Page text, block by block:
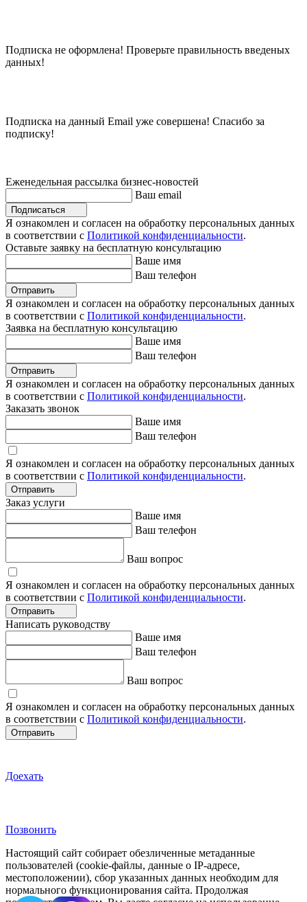
Подписка не оформлена! Проверьте правильность введеных
данных!
Подписка на данный Email уже совершена! Спасибо за
подписку!
Еженедельная рассылка бизнес-новостей
Ваш email
Подписаться
Я ознакомлен и согласен на обработку персональных данных
в соответствии с Политикой конфиденциальности.
Оставьте заявку на бесплатную консультацию
Ваше имя
Ваш телефон
Отправить
Я ознакомлен и согласен на обработку персональных данных
в соответствии с Политикой конфиденциальности.
Заявка на бесплатную консультацию
Ваше имя
Ваш телефон
Отправить
Я ознакомлен и согласен на обработку персональных данных
в соответствии с Политикой конфиденциальности.
Заказать звонок
Ваше имя
Ваш телефон
Я ознакомлен и согласен на обработку персональных данных
в соответствии с Политикой конфиденциальности.
Отправить
Заказ услуги
Ваше имя
Ваш телефон
Ваш вопрос
Я ознакомлен и согласен на обработку персональных данных
в соответствии с Политикой конфиденциальности.
Отправить
Написать руководству
Ваше имя
Ваш телефон
Ваш вопрос
Я ознакомлен и согласен на обработку персональных данных
в соответствии с Политикой конфиденциальности.
Отправить
Доехать
Позвонить
Настоящий сайт собирает обезличенные метаданные
пользователей (cookie-файлы, данные о IP-адресе,
местоположении), сбор указанных данных необходим для
нормального функционирования сайта. Продолжая